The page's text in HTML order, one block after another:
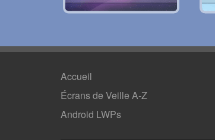
Accueil
Écrans de Veille A-Z
Android LWPs